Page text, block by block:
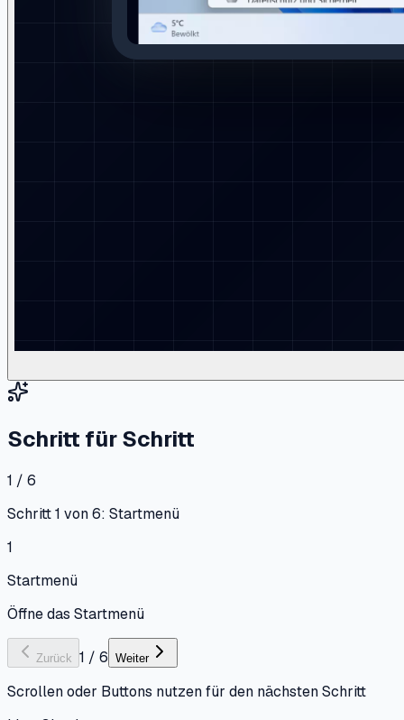
Schritt für Schritt
1 / 6
Schritt 1 von 6: Startmenü
1
Startmenü
Öffne das Startmenü
Zurück 1 / 6 Weiter
Scrollen oder Buttons nutzen für den nächsten Schritt